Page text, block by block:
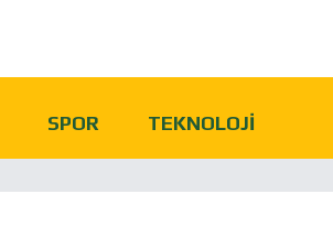
SPOR TEKNOLOJI